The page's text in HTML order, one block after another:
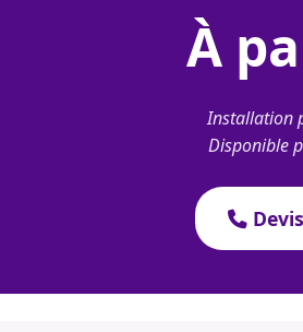
À
Installation
Disponible